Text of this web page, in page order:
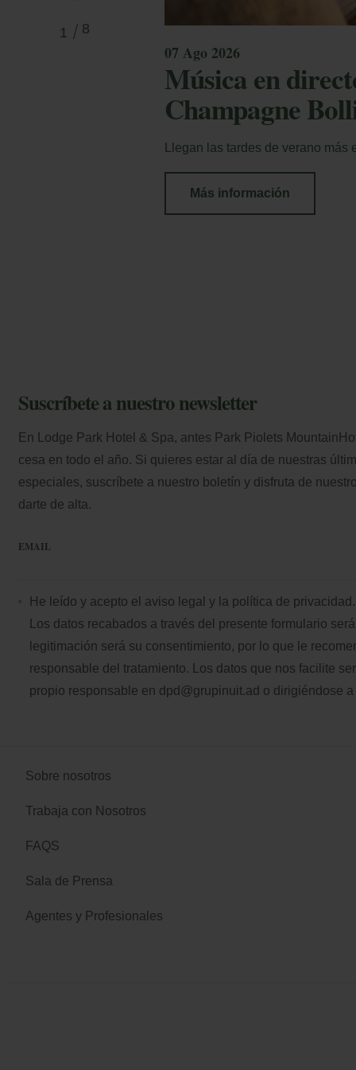
su
1 8
07 Ago 2026
Música en
Champagne
Llegan las tardes de verano más
Más información
Suscríbete a nuestro newsletter
En Lodge Park Hotel & Spa, antes Park Piolets
cesa en todo el año. Si quieres estar al día de nuestras
especiales, suscríbete a nuestro boletín y disfruta de
darte de alta.
EMAIL
He leído y acepto el aviso legal y la política de privacidad.
Los datos recabados a través del presente formulario
legitimación será su consentimiento, por lo que le
responsable del tratamiento. Los datos que nos facilite
propio responsable en dpd@grupinuit.ad o dirigiéndose
Sobre nosotros
Trabaja con Nosotros
FAQS
Sala de Prensa
Agentes y Profesionales